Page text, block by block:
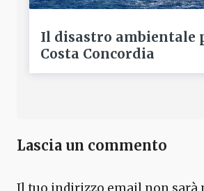
Il disastro ambientale
Costa Concordia
Lascia un commento